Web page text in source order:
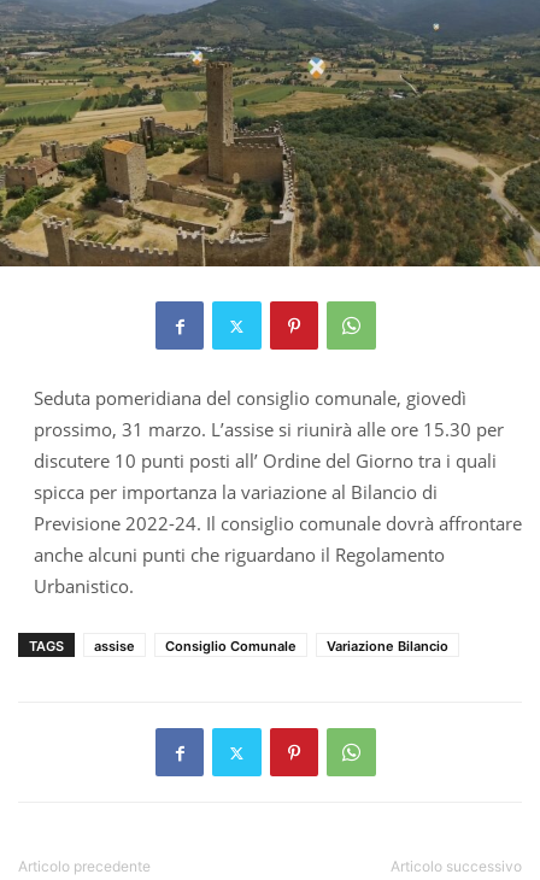
Seduta pomeridiana del consiglio comunale, giovedì
prossimo, 31 marzo. L’assise si riunirà alle ore 15.30 per
discutere 10 punti posti all’ Ordine del Giorno tra i quali
spicca per importanza la variazione al Bilancio di
Previsione 2022-24. Il consiglio comunale dovrà affrontare
anche alcuni punti che riguardano il Regolamento
Urbanistico.
TAGS assise Consiglio Comunale Variazione Bilancio
Articolo precedente Articolo successivo